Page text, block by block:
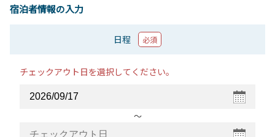
宿泊者情報の入力
日程 必須
チェックアウト日を選択してください。
〜